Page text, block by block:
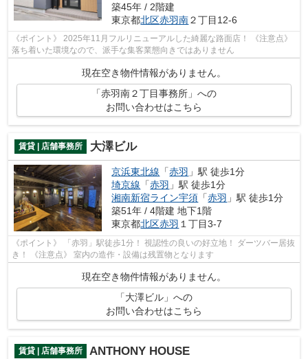
築45年 / 2階建
東京都北区赤羽南２丁目12-6
《ポイント》 2025年11月フルリニューアルした綺麗な路面店！ 《注意点》
落ち着いた環境なので、派手な集客業態向きではありません
現在空き物件情報がありません。
「赤羽南２丁目事務所」への
お問い合わせはこちら
賃貸 | 店舗事務所 大澤ビル
京浜東北線 「赤羽 」駅 徒歩1分
埼京線 「赤羽 」駅 徒歩1分
湘南新宿ライン宇須 「赤羽 」駅 徒歩1分
築51年 / 4階建 地下1階
東京都北区赤羽 １丁目3-7
《ポイント》 「赤羽」駅徒歩1分！ 視認性の良いの好立地！ ダーツバー居抜
き！ 《注意点》 室内の造作・設備は残置物となります
現在空き物件情報がありません。
「大澤ビル」への
お問い合わせはこちら
賃貸 | 店舗事務所 ANTHONY HOUSE